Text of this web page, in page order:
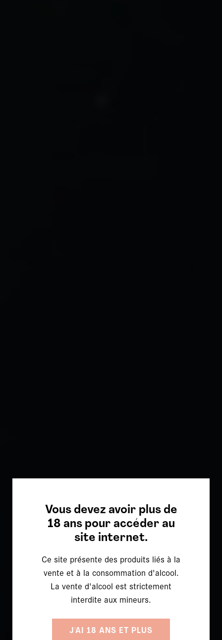
Vous devez avoir plus de
18 ans pour accéder au
site internet.
Ce site présente des produits liés à la
vente et à la consommation d'alcool.
La vente d'alcool est strictement
interdite aux mineurs.
J'AI 18 ANS ET PLUS